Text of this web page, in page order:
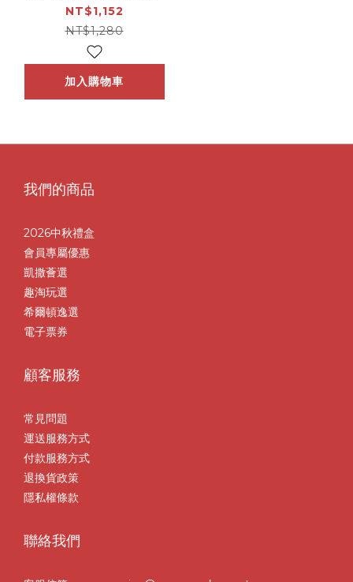
王朝中餐廳
NT$1,152
NT$1,280
加入購物車
我們的商品
2026中秋禮盒
會員專屬優惠
凱撒薈選
趣淘玩選
希爾頓逸選
電子票券
顧客服務
常見問題
運送服務方式
付款服務方式
退換貨政策
隱私權條款
聯絡我們